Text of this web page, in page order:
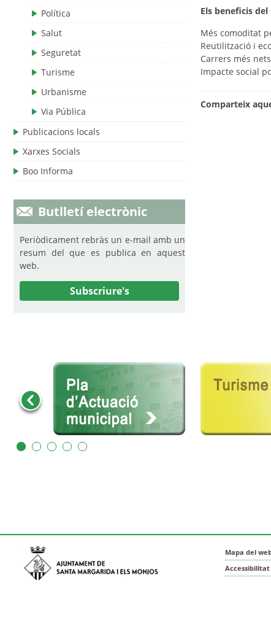
Política
Salut
Seguretat
Turisme
Urbanisme
Via Pública
Publicacions locals
Xarxes Socials
Boo Informa
Butlletí electrònic
Periòdicament rebràs un e-mail amb un
resum del que es publica en aquest
web.
Subscriure's
Els beneficis del
Més comoditat
Reutilització i
Carrers més
Impacte social
Comparteix
Mapa del
Accessibilitat